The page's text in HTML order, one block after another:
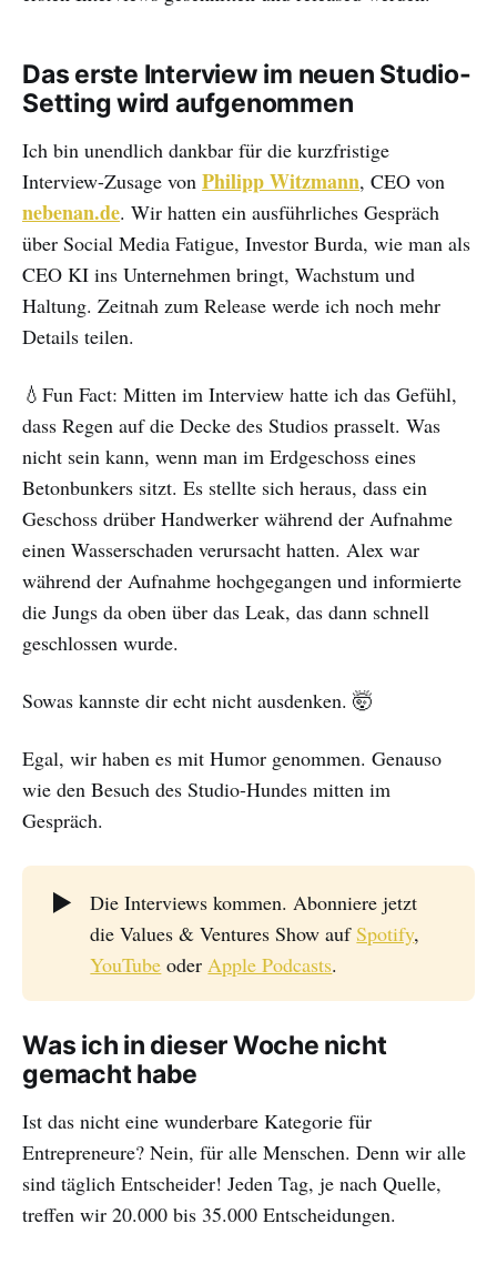
Das erste Interview im neuen Studio-
Setting wird aufgenommen
Ich bin unendlich dankbar für die kurzfristige
Interview-Zusage von Philipp Witzmann, CEO von
nebenan.de. Wir hatten ein ausführliches Gespräch
über Social Media Fatigue, Investor Burda, wie man als
CEO KI ins Unternehmen bringt, Wachstum und
Haltung. Zeitnah zum Release werde ich noch mehr
Details teilen.
💧Fun Fact: Mitten im Interview hatte ich das Gefühl,
dass Regen auf die Decke des Studios prasselt. Was
nicht sein kann, wenn man im Erdgeschoss eines
Betonbunkers sitzt. Es stellte sich heraus, dass ein
Geschoss drüber Handwerker während der Aufnahme
einen Wasserschaden verursacht hatten. Alex war
während der Aufnahme hochgegangen und informierte
die Jungs da oben über das Leak, das dann schnell
geschlossen wurde.
Sowas kannste dir echt nicht ausdenken. 🤯
Egal, wir haben es mit Humor genommen. Genauso
wie den Besuch des Studio-Hundes mitten im
Gespräch.
▶️
Die Interviews kommen. Abonniere jetzt
die Values & Ventures Show aufSpotify,
YouTube oderApple Podcasts.
Was ich in dieser Woche nicht
gemacht habe
Ist das nicht eine wunderbare Kategorie für
Entrepreneure? Nein, für alle Menschen. Denn wir alle
sind täglich Entscheider! Jeden Tag, je nach Quelle,
treffen wir 20.000 bis 35.000 Entscheidungen.